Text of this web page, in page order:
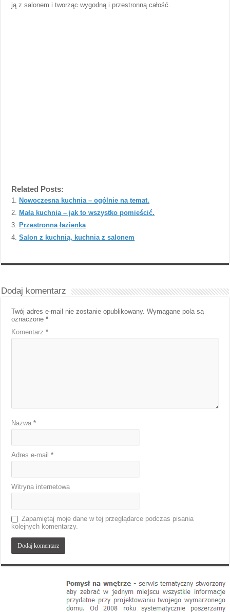
ją z salonem i tworząc wygodną i przestronną całość.
Related Posts:
Nowoczesna kuchnia – ogólnie na temat.
Mała kuchnia – jak to wszystko pomieścić.
Przestronna łazienka
Salon z kuchnią, kuchnia z salonem
Dodaj komentarz
Twój adres e-mail nie zostanie opublikowany. Wymagane pola są
oznaczone*
Komentarz*
Nazwa*
Adres e-mail*
Witryna internetowa
Zapamiętaj moje dane w tej przeglądarce podczas pisania
kolejnych komentarzy.